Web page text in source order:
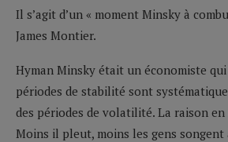
Il s’agit d’un « moment Minsky à
James Montier.
Hyman Minsky était un économiste
périodes de stabilité sont
des périodes de volatilité. La raison en
Moins il pleut, moins les gens